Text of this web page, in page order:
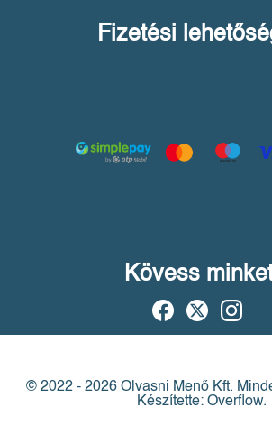
Fizetési
Kövess
© 2022 - 2026 Olvasni Menő Kft.
Készítette: Overflow.